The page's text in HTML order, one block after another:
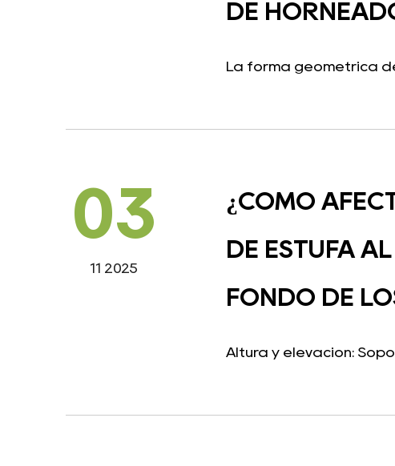
DE
La forma geométrica
03
11 2025
¿CÓMO
DE ESTUFA
FONDO DE
Altura y elevación: